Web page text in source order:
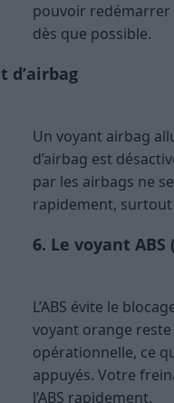
d’airbag
assurée. Faites
ABS (système
appuyés. Votre
de ceinture de